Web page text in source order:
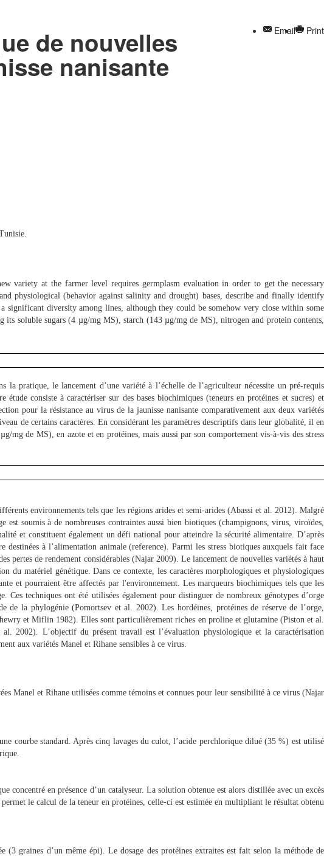
Print
Email
de nouvelles
nanisante
variety at the farmer level requires germplasm evaluation in order to get the necessary
physiological (behavior against salinity and drought) bases, describe and finally identify
diversity among lines, although they could be somehow very close within some
soluble sugars (4 µg/mg MS), starch (143 µg/mg de MS), nitrogen and protein contents,
pratique, le lancement d’une variété à l’échelle de l’agriculteur nécessite un pré-requis
consiste à caractériser sur des bases biochimiques (teneurs en protéines et sucres) et
pour la résistance au virus de la jaunisse nanisante comparativement aux deux variétés
de certains caractères. En considérant les paramètres descriptifs dans leur globalité, il en
de MS), en azote et en protéines, mais aussi par son comportement vis-à-vis des stress
environnements tels que les régions arides et semi-arides (Abassi et al. 2012). Malgré
soumis à de nombreuses contraintes aussi bien biotiques (champignons, virus, viroïdes,
et constituent également un défi national pour atteindre la sécurité alimentaire. D’après
à l’alimentation animale (reference). Parmi les stress biotiques auxquels fait face
de rendement considérables (Najar 2009). Le lancement de nouvelles variétés à haut
du matériel génétique. Dans ce contexte, les caractères morphologiques et physiologiques
et pourraient être affectés par l'environnement. Les marqueurs biochimiques tels que les
techniques ont été utilisées également pour distinguer de nombreux génotypes d’orge
la phylogénie (Pomortsev et al. 2002). Les hordéines, protéines de réserve de l’orge,
et Miflin 1982). Elles sont particulièrement riches en proline et glutamine (Piston et al.
2002). L’objectif du présent travail est l’évaluation physiologique et la caractérisation
aux variétés Manel et Rihane sensibles à ce virus.
Manel et Rihane utilisées comme témoins et connues pour leur sensibilité à ce virus (Najar
courbe standard. Après cinq lavages du culot, l’acide perchlorique dilué (35 %) est utilisé
concentré en présence d’un catalyseur. La solution obtenue est alors distillée avec un excès
le calcul de la teneur en protéines, celle-ci est estimée en multipliant le résultat obtenu
graines d’un même épi). Le dosage des protéines extraites est fait selon la méthode de